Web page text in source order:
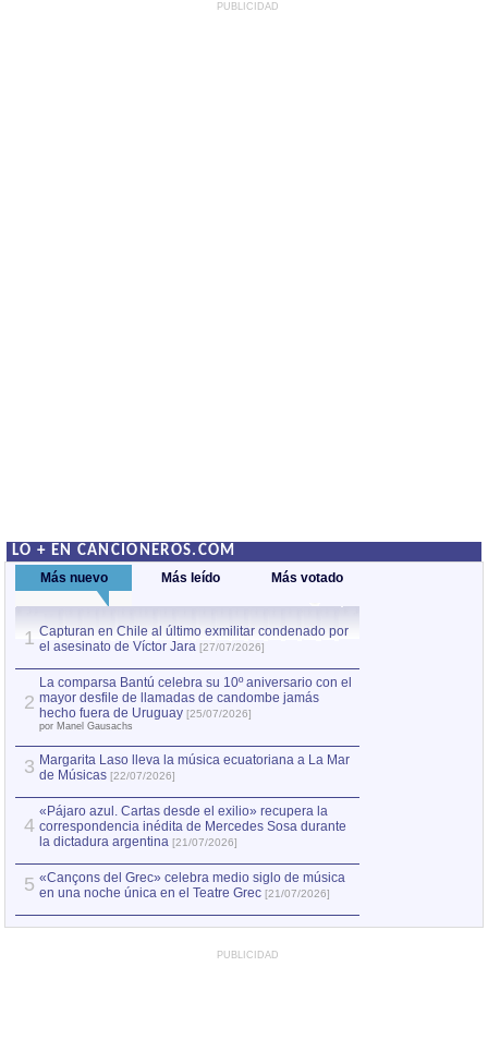
PUBLICIDAD
LO + EN CANCIONEROS.COM
Más nuevo Más leído Más votado
1 Capturan en Chile al último exmilitar condenado por
el asesinato de Víctor Jara [27/07/2026]
2
La comparsa Bantú celebra su 10º aniversario con el
mayor desfile de llamadas de candombe jamás
hecho fuera de Uruguay [25/07/2026]
por Manel Gausachs
3 Margarita Laso lleva la música ecuatoriana a La Mar
de Músicas [22/07/2026]
4
«Pájaro azul. Cartas desde el exilio» recupera la
correspondencia inédita de Mercedes Sosa durante
la dictadura argentina [21/07/2026]
5 «Cançons del Grec» celebra medio siglo de música
en una noche única en el Teatre Grec [21/07/2026]
PUBLICIDAD